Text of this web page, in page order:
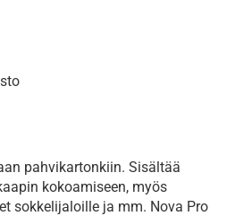
pahvikartonkiin. Sisältää
kokoamiseen, myös
sokkelijaloille ja mm. Nova Pro